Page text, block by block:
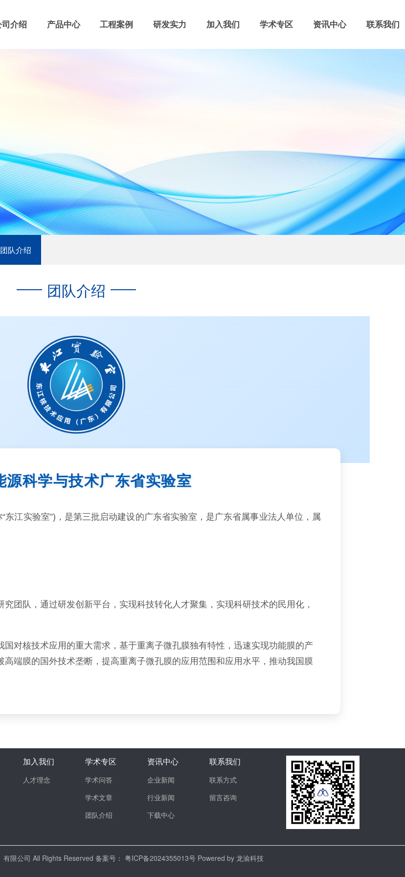
介绍 产品中心 工程案例 研发实力 加入我们 学术专区 资讯中心 联系我们
团队介绍
团队介绍
源科学与技术广东省实验室
东江实验室”)，是第三批启动建设的广东省实验室，是广东省属事业法人单位，属
团队，通过研发创新平台，实现科技转化人才聚集，实现科研技术的民用化，
对核技术应用的重大需求，基于重离子微孔膜独有特性，迅速实现功能膜的产
端膜的国外技术垄断，提高重离子微孔膜的应用范围和应用水平，推动我国膜
加入我们
人才理念
学术专区
学术问答
学术文章
团队介绍
资讯中心
企业新闻
行业新闻
下载中心
联系我们
联系方式
留言咨询
限公司 All Rights Reserved 备案号： 粤ICP备2024355013号Powered by 龙渝科技